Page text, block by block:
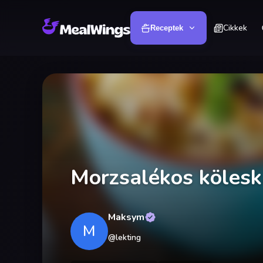
Receptek Cikkek
Morzsalékos
M
Maksym
@lekting